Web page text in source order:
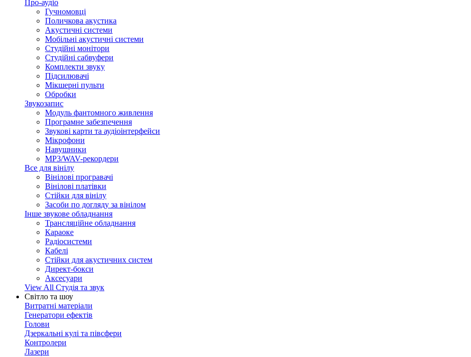
Про-аудіо
Гучномовці
Поличкова акустика
Акустичні системи
Мобільні акустичні системи
Студійні монітори
Студійні сабвуфери
Комплекти звуку
Підсилювачі
Мікшерні пульти
Обробки
Звукозапис
Модуль фантомного живлення
Програмне забезпечення
Звукові карти та аудіоінтерфейси
Мікрофони
Навушники
MP3/WAV-рекордери
Все для вінілу
Вінілові програвачі
Вінілові платівки
Стійки для вінілу
Засоби по догляду за вінілом
Інше звукове обладнання
Трансляційне обладнання
Караоке
Радіосистеми
Кабелі
Стійки для акустичних систем
Директ-бокси
Аксесуари
View All Студія та звук
Світло та шоу
Витратні матеріали
Генератори ефектів
Голови
Дзеркальні кулі та півсфери
Контролери
Лазери